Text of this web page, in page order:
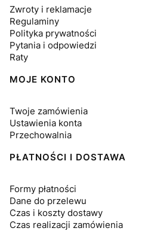
Zwroty i reklamacje
Regulaminy
Polityka prywatności
Pytania i odpowiedzi
Raty
MOJE KONTO
Twoje zamówienia
Ustawienia konta
Przechowalnia
PŁATNOŚCI I DOSTAWA
Formy płatności
Dane do przelewu
Czas i koszty dostawy
Czas realizacji zamówienia